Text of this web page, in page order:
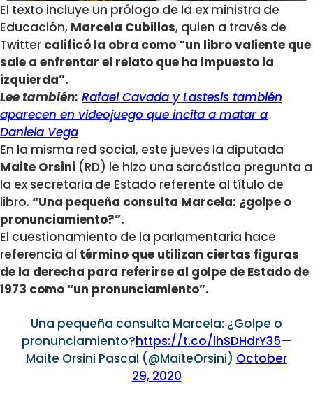
El texto incluye un prólogo de la ex ministra de
Educación, Marcela Cubillos, quien a través de
Twitter calificó la obra como “un libro valiente que
sale a enfrentar el relato que ha impuesto la
izquierda”.
Lee también: Rafael Cavada y Lastesis también
aparecen en videojuego que incita a matar a
Daniela Vega
En la misma red social, este jueves la diputada
Maite Orsini (RD) le hizo una sarcástica pregunta a
la ex secretaria de Estado referente al título de
libro. “Una pequeña consulta Marcela: ¿golpe o
pronunciamiento?”.
El cuestionamiento de la parlamentaria hace
referencia al término que utilizan ciertas figuras
de la derecha para referirse al golpe de Estado de
1973 como “un pronunciamiento”.
Una pequeña consulta Marcela: ¿Golpe o
pronunciamiento?https://t.co/lhSDHdrY35—
Maite Orsini Pascal (@MaiteOrsini) October
29, 2020